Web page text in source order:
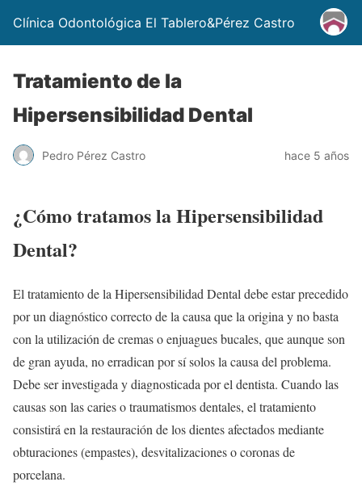
Clínica Odontológica El Tablero&Pérez Castro
Tratamiento de la
Hipersensibilidad Dental
Pedro Pérez Castro hace 5 años
¿Cómo tratamos la Hipersensibilidad
Dental?
El tratamiento de la Hipersensibilidad Dental debe estar precedido
por un diagnóstico correcto de la causa que la origina y no basta
con la utilización de cremas o enjuagues bucales, que aunque son
de gran ayuda, no erradican por sí solos la causa del problema.
Debe ser investigada y diagnosticada por el dentista. Cuando las
causas son las caries o traumatismos dentales, el tratamiento
consistirá en la restauración de los dientes afectados mediante
obturaciones (empastes), desvitalizaciones o coronas de
porcelana.